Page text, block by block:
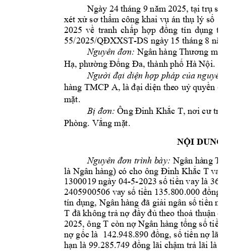
Ngày 24 tháng 9 năm 2025, tại trụ
xét xử sơ thẩm công khai vụ án thụ lý số
2025 về tranh chấp hợp đồng tín dụng
55/2025/QĐXXST-DS ngày 15 tháng 8 nă
Nguyên đơn: Ngân hàng Thương mạ
Hạ, phường Đống Đa, thành phố Hà Nội.
Người đại diện hợp pháp của
hàng TMCP A, là đại diện theo uỷ quyền
mặt.
Bị đơn: Ông Đinh Khắc T, nơi cư trú
Phòng. Vắng mặt.
NỘI
Nguyên đơn trình bày: Ngân hàng
là Ngân hàng) có cho ông Đinh Khắc T vay
1300019 ngày 04-5-2023 số tiền vay là
2405900506 vay số tiền 135.800.000 đồng
tín dụng, Ngân hàng đã giải ngân số tiền n
T đã không trả nợ đầy đủ theo thoả thuận
2025, ông T còn nợ Ngân hàng tổng số tiền
nợ gốc là 142.948.890 đồng, số tiền nợ lãi
hạn là 99.285.749 đồng lãi chậm trả lãi là